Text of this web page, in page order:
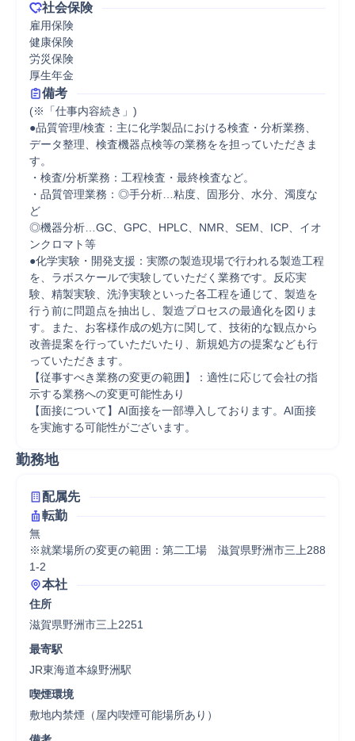
社会保険
雇用保険
健康保険
労災保険
厚生年金
備考
(※「仕事内容続き」)
●品質管理/検査：主に化学製品における検査・分析業務、
データ整理、検査機器点検等の業務をを担っていただきま
す。
・検査/分析業務：工程検査・最終検査など。
・品質管理業務：◎手分析…粘度、固形分、水分、濁度な
ど
◎機器分析…GC、GPC、HPLC、NMR、SEM、ICP、イオ
ンクロマト等
●化学実験・開発支援：実際の製造現場で行われる製造工程
を、ラボスケールで実験していただく業務です。反応実
験、精製実験、洗浄実験といった各工程を通じて、製造を
行う前に問題点を抽出し、製造プロセスの最適化を図りま
す。また、お客様作成の処方に関して、技術的な観点から
改善提案を行っていただいたり、新規処方の提案なども行
っていただきます。
【従事すべき業務の変更の範囲】：適性に応じて会社の指
示する業務への変更可能性あり
【面接について】AI面接を一部導入しております。AI面接
を実施する可能性がございます。
勤務地
配属先
転勤
無
※就業場所の変更の範囲：第二工場　滋賀県野洲市三上288
1-2
本社
住所
滋賀県野洲市三上2251
最寄駅
JR東海道本線野洲駅
喫煙環境
敷地内禁煙（屋内喫煙可能場所あり）